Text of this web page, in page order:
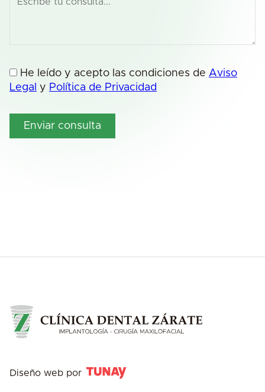
He leído y acepto las condiciones de Aviso
Legal y Política de Privacidad
Diseño web por